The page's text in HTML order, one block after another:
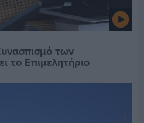
των
το Επιμελητήριο